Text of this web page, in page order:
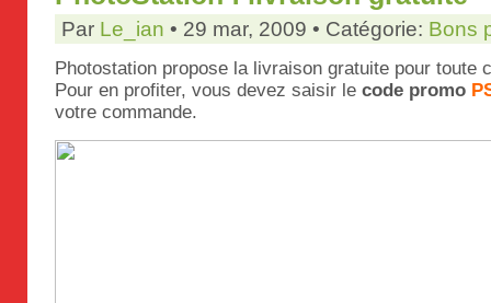
Par Le_ian • 29 mar, 2009 • Catégorie: Bons
Photostation propose la livraison gratuite pour toute
Pour en profiter, vous devez saisir le code promo
votre commande.